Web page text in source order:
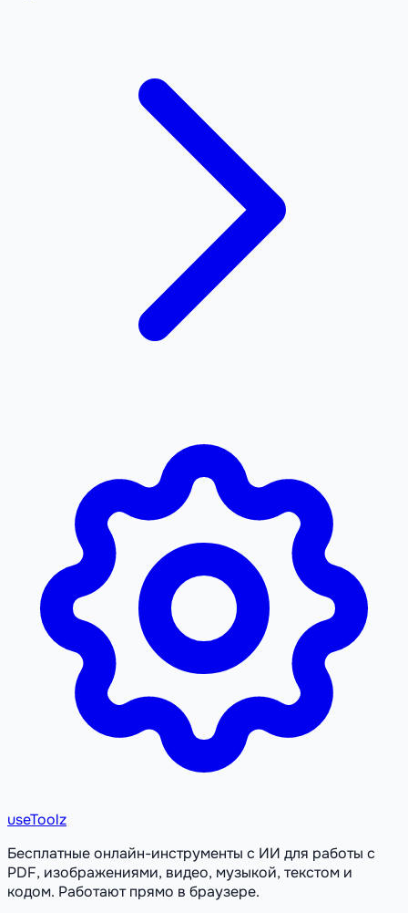
useToolz
Бесплатные онлайн-инструменты с ИИ для работы с
PDF, изображениями, видео, музыкой, текстом и
кодом. Работают прямо в браузере.